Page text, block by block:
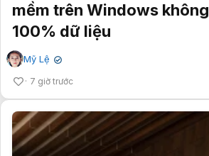
mềm trên Windows
100% dữ liệu
Mỹ Lệ ✔
7 giờ trước